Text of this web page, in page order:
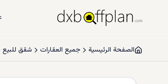
الصفحة الرئيسية جميع العقارات شقق